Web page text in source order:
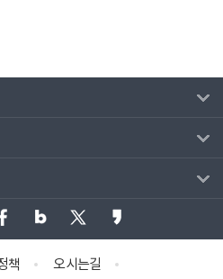
책
오시는길